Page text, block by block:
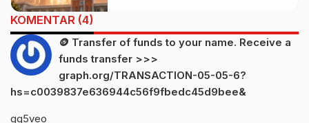
KOMENTAR (4)
🪙 Transfer of funds to your name. Receive a
funds transfer >>>
graph.org/TRANSACTION-05-05-6?
hs=c0039837e636944c56f9fbedc45d9bee&
gq5veo